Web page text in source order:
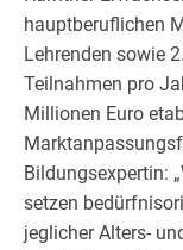
hauptberuflichen
Lehrenden sowie
Teilnahmen pro
Millionen Euro
Bildungsexpertin:
setzen
jeglicher Alters-